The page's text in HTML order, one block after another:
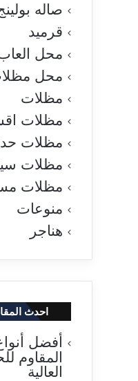
صاله
قرميد
محل العاب
محل
مظلات
مظلات
مظلات
مظلات
مظلات
منوعات
هناجر
احدث
أفضل
المقاوم
العالية